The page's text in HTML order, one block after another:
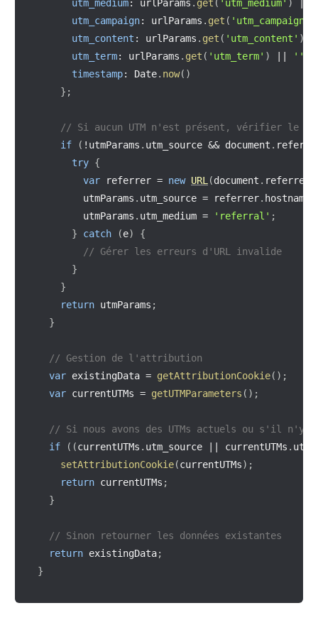
utm_medium: urlParams . get ( 'utm_medium' )
utm_campaign: urlParams . get ( 'utm_campaign'
utm_content : urlParams . get ( 'utm_content' )
utm_term: urlParams . get ( 'utm_term' ) ''
timestamp: Date. now( )
} ;
// Si aucun UTM n'est présent, vérifier le
if
( ! utmParams . utm_source && document .
try {
var referrer = new URL(document . referrer
        utmParams
. utm_source = referrer. hostname
        utmParams
. utm_medium = 'referral' ;
}
catch (e)
{
// Gérer les erreurs d'URL invalide
}
}
return utmParams ;
}
// Gestion de l'attribution
var existingData = getAttributionCookie( ) ;
var currentUTMs = getUTMParameters ( ) ;
// Si nous avons des UTMs actuels ou s'il n'y a
if
( (currentUTMs . utm_source currentUTMs .
setAttributionCookie(currentUTMs) ;
return currentUTMs ;
}
// Sinon retourner les données existantes
return existingData;
}